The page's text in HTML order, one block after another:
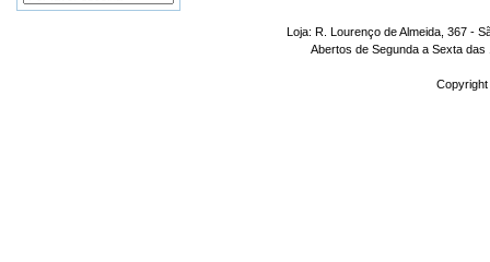
Loja: R. Lourenço de Almeida, 367 -
Abertos de Segunda a Sexta